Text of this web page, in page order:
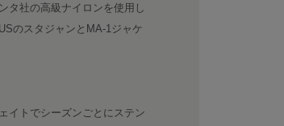
タ社の高級ナイロンを使用し
のスタジャンとMA-1ジャケ
イトでシーズンごとにステン